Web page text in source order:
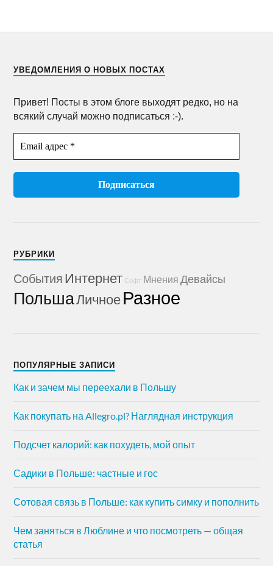
УВЕДОМЛЕНИЯ О НОВЫХ ПОСТАХ
Привет! Посты в этом блоге выходят редко, но на
всякий случай можно подписаться :-).
РУБРИКИ
События Интернет Софт Мнения Девайсы
ПольшаЛичноеРазное
ПОПУЛЯРНЫЕ ЗАПИСИ
Как и зачем мы переехали в Польшу
Как покупать на Allegro.pl? Наглядная инструкция
Подсчет калорий: как похудеть, мой опыт
Садики в Польше: частные и гос
Сотовая связь в Польше: как купить симку и пополнить
Чем заняться в Люблине и что посмотреть — общая
статья